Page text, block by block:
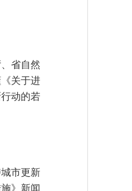
省自然
关于进
动的若
城市更新
》新闻